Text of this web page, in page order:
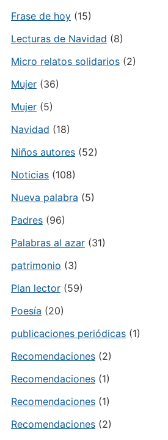
Frase de hoy(15)
Lecturas de Navidad (8)
Micro relatos solidarios(2)
Mujer(36)
Mujer(5)
Navidad (18)
Niños autores(52)
Noticias(108)
Nueva palabra (5)
Padres(96)
Palabras al azar(31)
patrimonio (3)
Plan lector(59)
Poesía (20)
publicaciones periódicas(1)
Recomendaciones(2)
Recomendaciones(1)
Recomendaciones(1)
Recomendaciones(2)